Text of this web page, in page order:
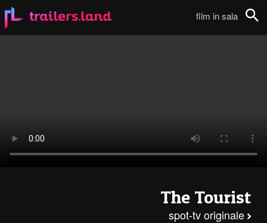
film in sala
The Tourist
spot-tv originale